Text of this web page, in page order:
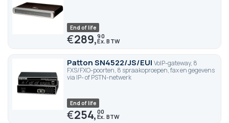
End of life
€289,90
Patton SN4522/JS/EUI VoIP-gateway, 8
FXS/FXO-poorten, 8 spraakoproepen, fax en gegevens
via IP- of PSTN-netwerk
End of life
€254,00